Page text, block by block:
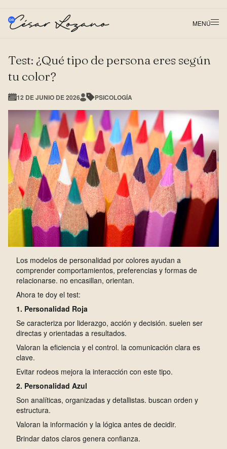
MENÚ
Test: ¿Qué tipo de persona eres según
tu color?
12 DE JUNIO DE 2026 PSICOLOGÍA
Los modelos de personalidad por colores ayudan a
comprender comportamientos, preferencias y formas de
relacionarse. no encasillan, orientan.
Ahora te doy el test:
1. Personalidad Roja
Se caracteriza por liderazgo, acción y decisión. suelen ser
directas y orientadas a resultados.
Valoran la eficiencia y el control. la comunicación clara es
clave.
Evitar rodeos mejora la interacción con este tipo.
2. Personalidad Azul
Son analíticas, organizadas y detallistas. buscan orden y
estructura.
Valoran la información y la lógica antes de decidir.
Brindar datos claros genera confianza.